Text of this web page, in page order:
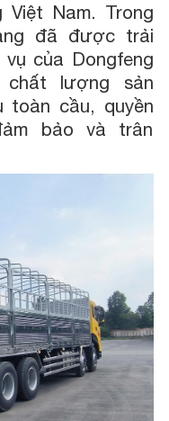
Nam. Trong
đã được trải
vụ của Dongfeng
lượng sản
toàn cầu, quyền
bảo và trân